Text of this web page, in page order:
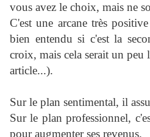
vous avez le choix, mais ne
C'est une arcane très
bien entendu si c'est la
croix, mais cela serait un peu
article...).
Sur le plan sentimental, il
Sur le plan professionnel,
pour augmenter ses revenus.